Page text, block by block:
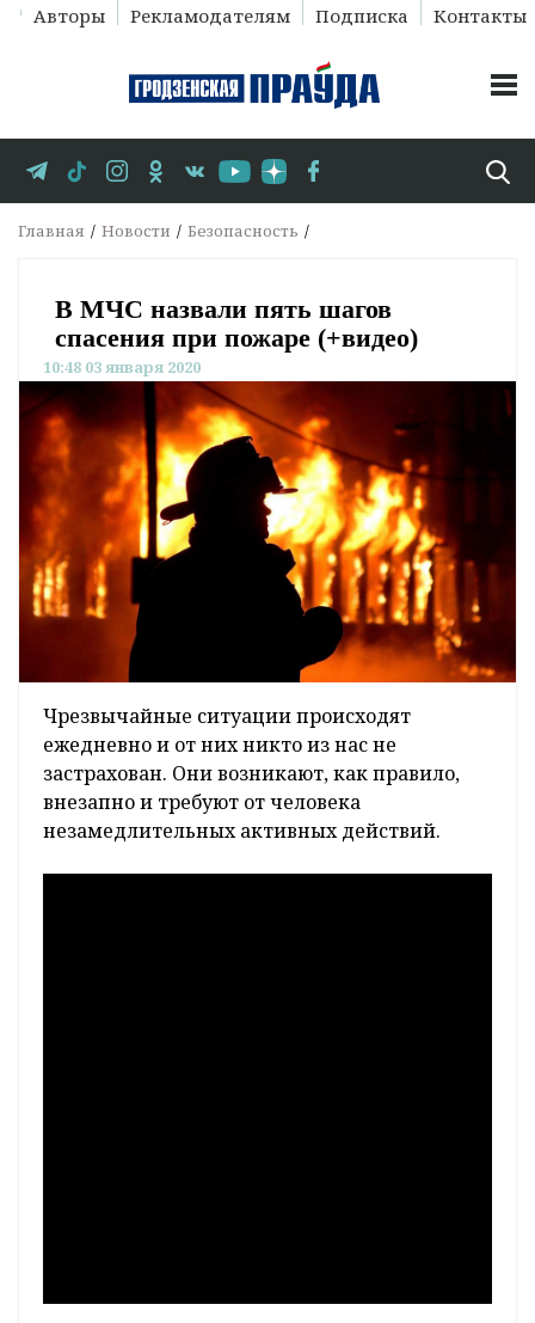
Авторы Рекламодателям Подписка Контакты
Главная Новости Безопасность
В МЧС назвали пять шагов
спасения при пожаре (+видео)
10:48 03 января 2020
Чрезвычайные ситуации происходят
ежедневно и от них никто из нас не
застрахован. Они возникают, как правило,
внезапно и требуют от человека
незамедлительных активных действий.